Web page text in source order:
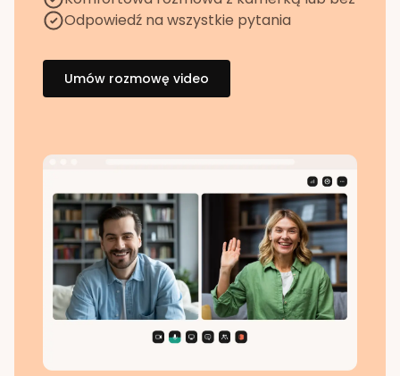
Odpowiedź na wszystkie pytania
Umów rozmowę video